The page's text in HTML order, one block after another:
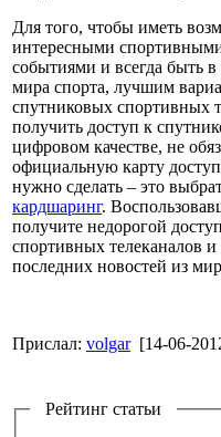
Для того, чтобы иметь
интересными
событиями и всегда быть
мира спорта, лучшим
спутниковых спортивных
получить доступ к
цифровом качестве, не
официальную карту
нужно сделать – это
кардшаринг.
получите недорогой
спортивных телеканалов
последних новостей из
Прислал: volgar [14-06-
Рейтинг статьи